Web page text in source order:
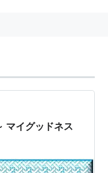
ット）
アメリカ合衆国）
マイグッドネス